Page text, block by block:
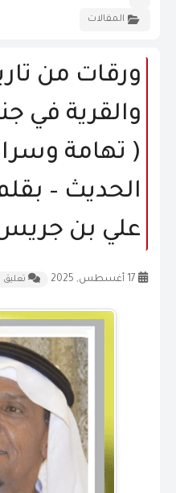
الرؤية و الرسالة
الاخبار
المقالات
ورقات من
والقرية في
( تهامة
الحديث –
علي بن
تعليق